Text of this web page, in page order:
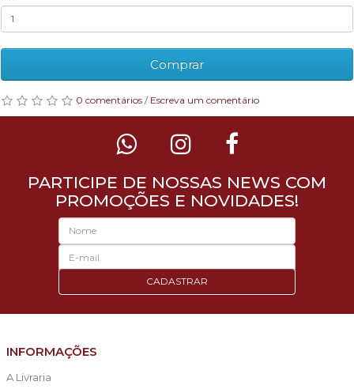
Comprar
0 comentários / Escreva um comentário
PARTICIPE DE NOSSAS NEWS COM
PROMOÇÕES E NOVIDADES!
CADASTRAR
INFORMAÇÕES
A Livraria